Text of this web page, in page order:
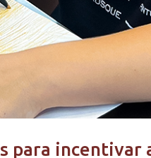
para incentivar